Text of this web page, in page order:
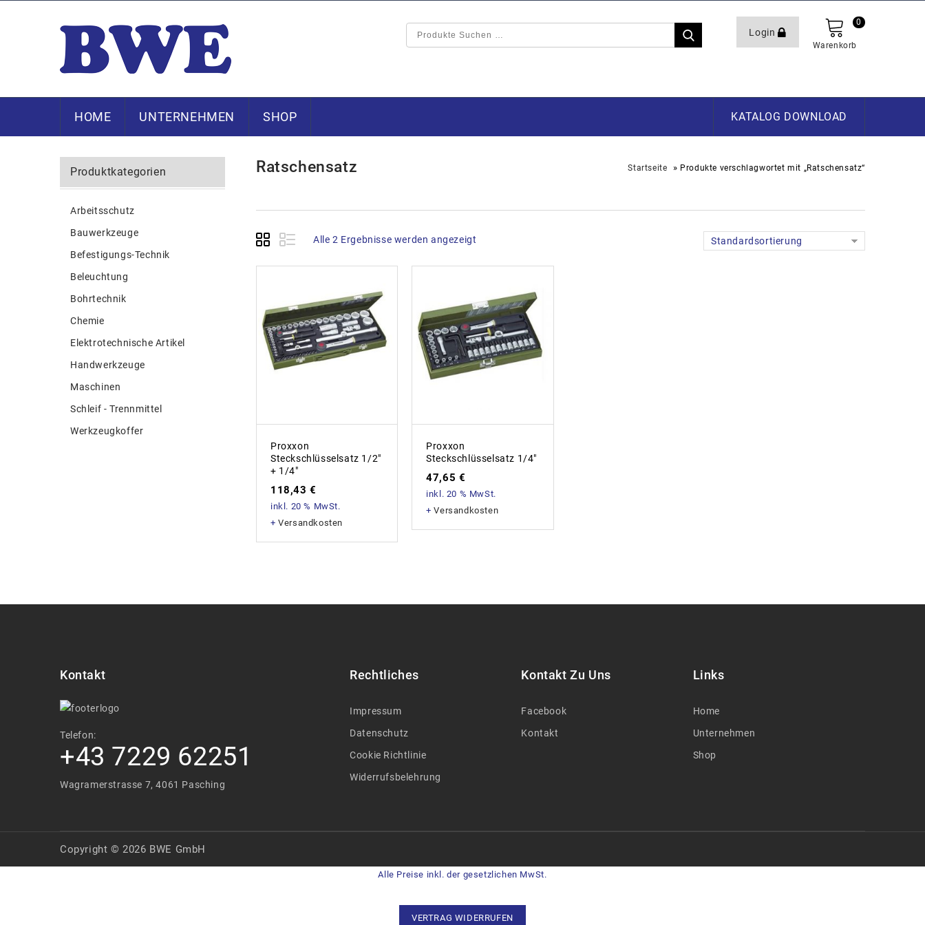
Login
Warenkorb
0
HOME UNTERNEHMEN SHOP KATALOG DOWNLOAD
Ratschensatz Startseite » Produkte verschlagwortet mit „Ratschensatz“
Alle 2 Ergebnisse werden angezeigt Standardsortierung
Proxxon
Steckschlüsselsatz 1/2″
+ 1/4″
118,43€
inkl. 20 % MwSt.
+Versandkosten
Proxxon
Steckschlüsselsatz 1/4″
47,65 €
inkl. 20 % MwSt.
+Versandkosten
Produktkategorien
Arbeitsschutz
Bauwerkzeuge
Befestigungs-Technik
Beleuchtung
Bohrtechnik
Chemie
Elektrotechnische Artikel
Handwerkzeuge
Maschinen
Schleif - Trennmittel
Werkzeugkoffer
Kontakt
Telefon:
+43 7229 62251
Wagramerstrasse 7, 4061 Pasching
Rechtliches
Impressum
Datenschutz
Cookie Richtlinie
Widerrufsbelehrung
Kontakt Zu Uns
Facebook
Kontakt
Links
Home
Unternehmen
Shop
Copyright © 2026 BWE GmbH
Alle Preise inkl. der gesetzlichen MwSt.
VERTRAG WIDERRUFEN